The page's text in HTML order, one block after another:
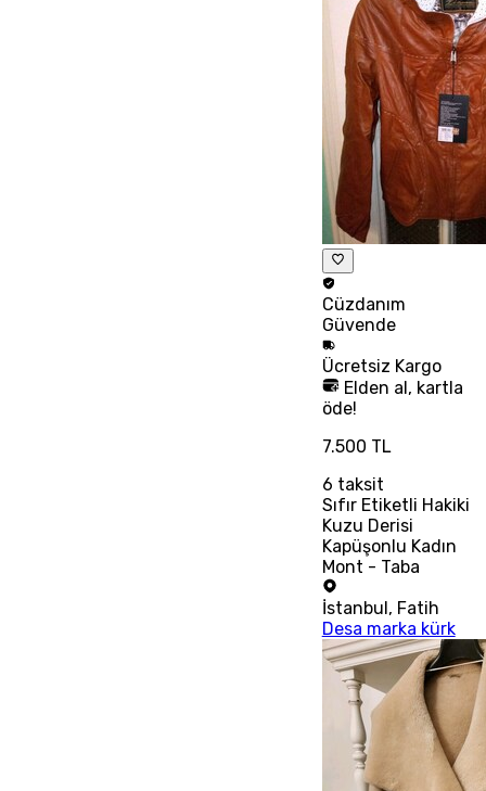
Cüzdanım
Güvende
Ücretsiz Kargo
Elden al, kartla
öde!
7.500 TL
6 taksit
Sıfır Etiketli Hakiki
Kuzu Derisi
Kapüşonlu Kadın
Mont - Taba
İstanbul, Fatih
Desa marka kürk